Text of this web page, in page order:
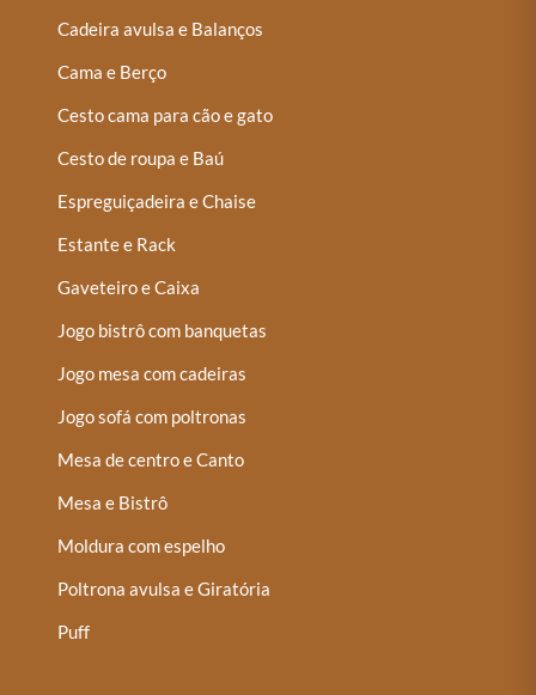
Cadeira avulsa e Balanços
Cama e Berço
Cesto cama para cão e gato
Cesto de roupa e Baú
Espreguiçadeira e Chaise
Estante e Rack
Gaveteiro e Caixa
Jogo bistrô com banquetas
Jogo mesa com cadeiras
Jogo sofá com poltronas
Mesa de centro e Canto
Mesa e Bistrô
Moldura com espelho
Poltrona avulsa e Giratória
Puff